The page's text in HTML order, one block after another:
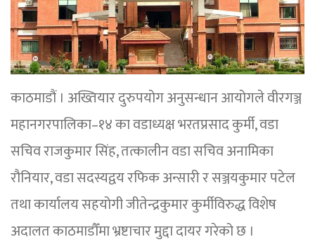
काठमाडौं । अख्तियार दुरुपयोग अनुसन्धान आयोगले वीरगञ्ज
महानगरपालिका–१४ का वडाध्यक्ष भरतप्रसाद कुर्मी, वडा
सचिव राजकुमार सिंह, तत्कालीन वडा सचिव अनामिका
रौनियार, वडा सदस्यद्वय रफिक अन्सारी र सञ्जयकुमार पटेल
तथा कार्यालय सहयोगी जीतेन्द्रकुमार कुर्मीविरुद्ध विशेष
अदालत काठमाडौँमा भ्रष्टाचार मुद्दा दायर गरेको छ ।